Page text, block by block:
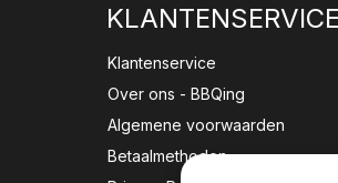
KLANTENSERVICE
Klantenservice
Over ons - BBQing
Algemene voorwaarden
Betaalmethoden